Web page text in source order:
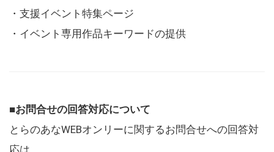
・支援イベント特集ページ
・イベント専用作品キーワードの提供
■お問合せの回答対応について
とらのあなWEBオンリーに関するお問合せへの回答対
応は